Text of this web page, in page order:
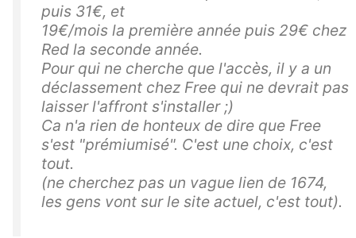
puis 31€, et
19€/mois la première année puis 29€ chez
Red la seconde année.
Pour qui ne cherche que l'accès, il y a un
déclassement chez Free qui ne devrait pas
laisser l'affront s'installer ;)
Ca n'a rien de honteux de dire que Free
s'est "prémiumisé". C'est une choix, c'est
tout.
(ne cherchez pas un vague lien de 1674,
les gens vont sur le site actuel, c'est tout).